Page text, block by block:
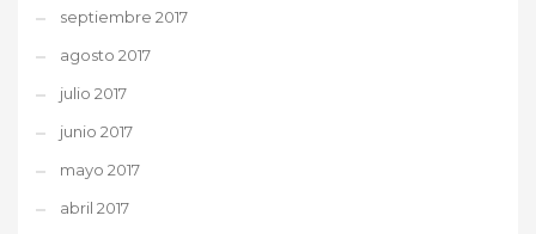
septiembre 2017
agosto 2017
julio 2017
junio 2017
mayo 2017
abril 2017